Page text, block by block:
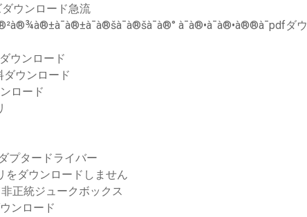
ウンロード急流
à¯à®•à¯à®•à®®à¯pdfダウ
ウンロード
ダウンロード
ロード
プタードライバー
をダウンロードしません
正統ジュークボックス
ンロード